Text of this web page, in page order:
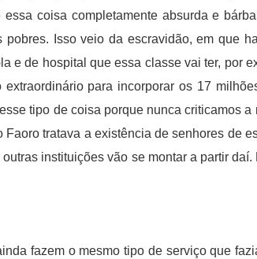
coisa completamente absurda e
Isso veio da escravidão, em que
e de hospital que essa classe vai ter, por
para incorporar os 17
tipo de coisa porque nunca criticamos
tratava a existência de senhores de
instituições vão se montar a partir
fazem o mesmo tipo de serviço que